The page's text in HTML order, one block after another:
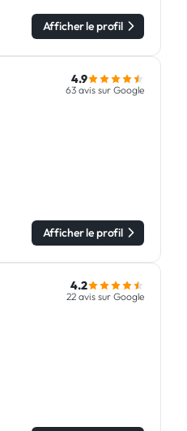
Afficher le profil
4.9
63 avis sur Google
Afficher le profil
4.2
22 avis sur Google